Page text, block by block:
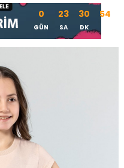
0
GÜN
23
SA
30
DK
54